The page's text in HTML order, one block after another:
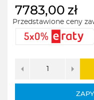
7783,00 zł
Przedstawione ceny